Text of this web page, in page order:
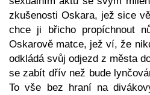
zkušenosti Oskara, jež sice
chce ji břicho propíchnout
Oskarově matce, jež ví, že
odkládá svůj odjezd z města
se zabít dřív než bude
To vše bez hraní na